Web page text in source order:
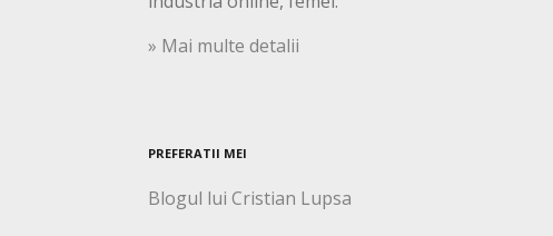
» Mai multe detalii
PREFERATII MEI
Blogul lui Cristian Lupsa